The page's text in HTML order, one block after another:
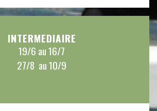
INTERMEDIAIRE
19/6 au 16/7
27/8 au 10/9